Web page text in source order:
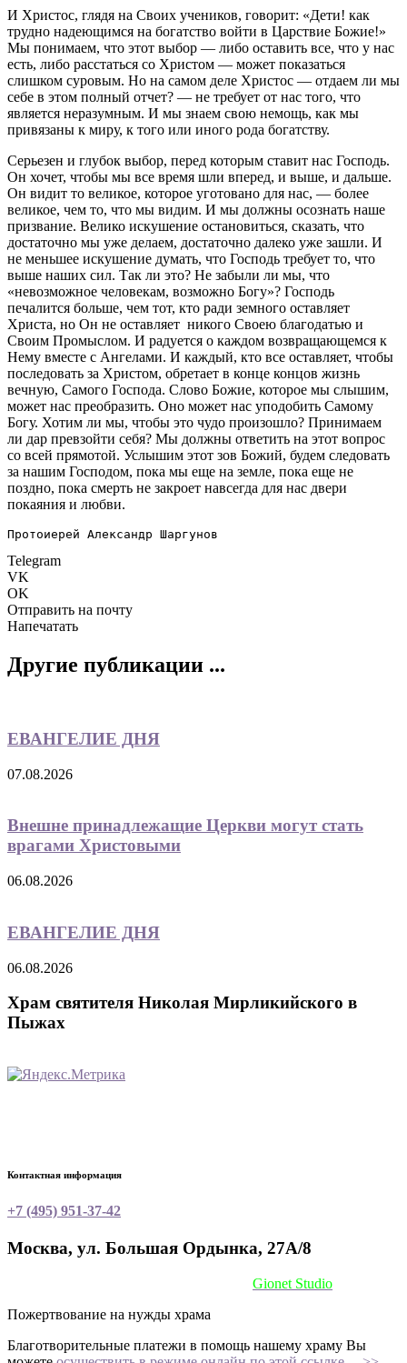
И Христос, глядя на Своих учеников, говорит: «Дети! как
трудно надеющимся на богатство войти в Царствие Божие!»
Мы понимаем, что этот выбор — либо оставить все, что у нас
есть, либо расстаться со Христом — может показаться
слишком суровым. Но на самом деле Христос — отдаем ли мы
себе в этом полный отчет? — не требует от нас того, что
является неразумным. И мы знаем свою немощь, как мы
привязаны к миру, к того или иного рода богатству.
Серьезен и глубок выбор, перед которым ставит нас Господь.
Он хочет, чтобы мы все время шли вперед, и выше, и дальше.
Он видит то великое, которое уготовано для нас, — более
великое, чем то, что мы видим. И мы должны осознать наше
призвание. Велико искушение остановиться, сказать, что
достаточно мы уже делаем, достаточно далеко уже зашли. И
не меньшее искушение думать, что Господь требует то, что
выше наших сил. Так ли это? Не забыли ли мы, что
«невозможное человекам, возможно Богу»? Господь
печалится больше, чем тот, кто ради земного оставляет
Христа, но Он не оставляет никого Своею благодатью и
Своим Промыслом. И радуется о каждом возвращающемся к
Нему вместе с Ангелами. И каждый, кто все оставляет, чтобы
последовать за Христом, обретает в конце концов жизнь
вечную, Самого Господа. Слово Божие, которое мы слышим,
может нас преобразить. Оно может нас уподобить Самому
Богу. Хотим ли мы, чтобы это чудо произошло? Принимаем
ли дар превзойти себя? Мы должны ответить на этот вопрос
со всей прямотой. Услышим этот зов Божий, будем следовать
за нашим Господом, пока мы еще на земле, пока еще не
поздно, пока смерть не закроет навсегда для нас двери
покаяния и любви.
Протоиерей Александр Шаргунов
Telegram
VK
OK
Отправить на почту
Напечатать
Другие публикации ...
ЕВАНГЕЛИЕ ДНЯ
07.08.2026
Внешне принадлежащие Церкви могут стать
врагами Христовыми
06.08.2026
ЕВАНГЕЛИЕ ДНЯ
06.08.2026
Храм святителя Николая Мирликийского в
Пыжах
Контактная информация
+7 (495) 951-37-42
Москва, ул. Большая Ордынка, 27А/8
Gionet Studio
Пожертвование на нужды храма
Благотворительные платежи в помощь нашему храму Вы